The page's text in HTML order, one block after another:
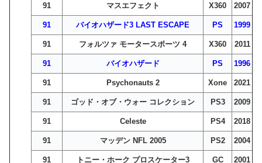
91 マスエフェクト X360 2007
91 バイオハザード3 LAST ESCAPE PS 1999
91 フォルツァ モータースポーツ 4 X360 2011
91 バイオハザード PS 1996
91 Psychonauts 2 Xone 2021
91 ゴッド・オブ・ウォー コレクション PS3 2009
91 Celeste PS4 2018
91 マッデン NFL 2005 PS2 2004
91 トニー・ホーク プロスケーター3 GC 2001